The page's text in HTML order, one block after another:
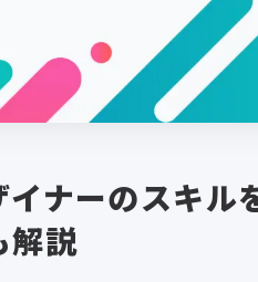
ナーのスキル
解説